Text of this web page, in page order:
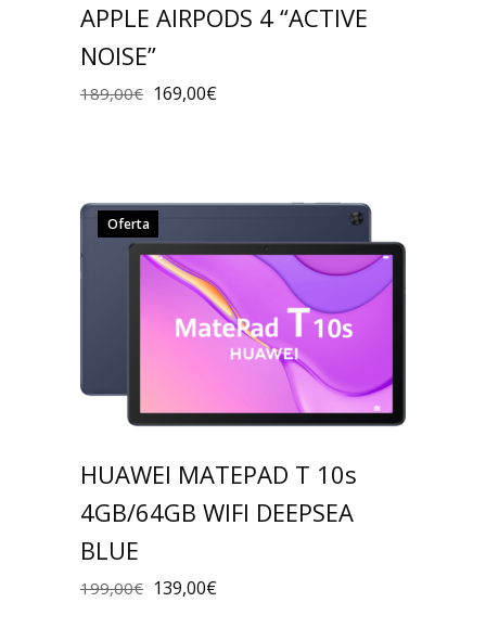
APPLE AIRPODS 4 “ACTIVE
NOISE”
189,00€ 169,00€
Oferta
HUAWEI MATEPAD T 10s
4GB/64GB WIFI DEEPSEA
BLUE
199,00€ 139,00€